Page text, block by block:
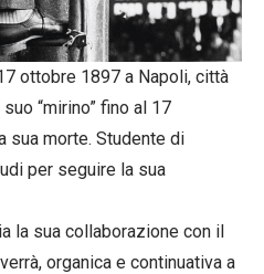
ottobre 1897 a Napoli, città
“mirino” fino al 17
sua morte. Studente di
per seguire la sua
la sua collaborazione con il
organica e continuativa a